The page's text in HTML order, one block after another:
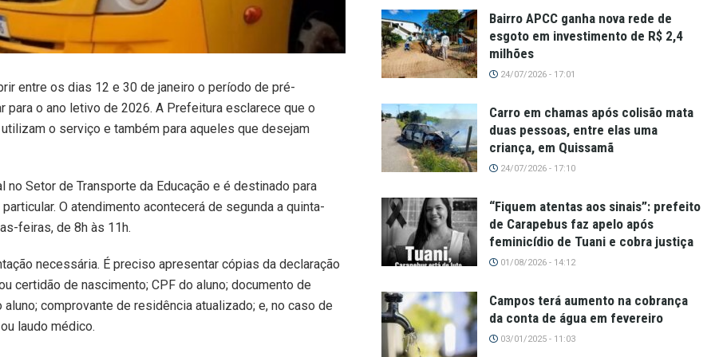
entre os dias 12 e 30 de janeiro o período de pré-
para o ano letivo de 2026. A Prefeitura esclarece que o
o serviço e também para aqueles que desejam
Setor de Transporte da Educação e é destinado para
O atendimento acontecerá de segunda a quinta-
feiras, de 8h às 11h.
necessária. É preciso apresentar cópias da declaração
certidão de nascimento; CPF do aluno; documento de
comprovante de residência atualizado; e, no caso de
laudo médico.
Bairro APCC ganha nova rede de
esgoto em investimento de R$ 2,4
milhões
24/07/2026 - 17:01
Carro em chamas após colisão mata
duas pessoas, entre elas uma
criança, em Quissamã
24/07/2026 - 17:10
“Fiquem atentas aos sinais”: prefeito
de Carapebus faz apelo após
feminicídio de Tuani e cobra justiça
01/08/2026 - 14:12
Campos terá aumento na cobrança
da conta de água em fevereiro
03/01/2025 - 11:03